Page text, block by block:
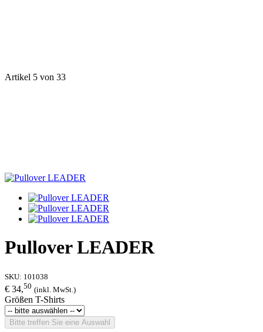
Artikel 5 von 33
Pullover LEADER
SKU: 101038
€ 34,50 (inkl. MwSt.)
Größen T-Shirts
Bitte treffen Sie eine Auswahl